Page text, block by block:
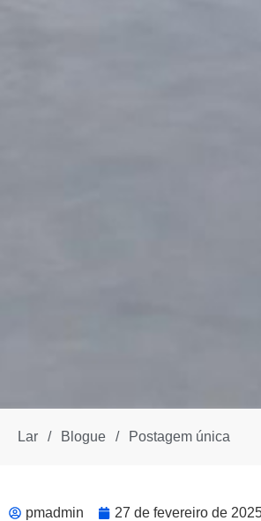
Lar / Blogue / Postagem única
pmadmin 27 de fevereiro de